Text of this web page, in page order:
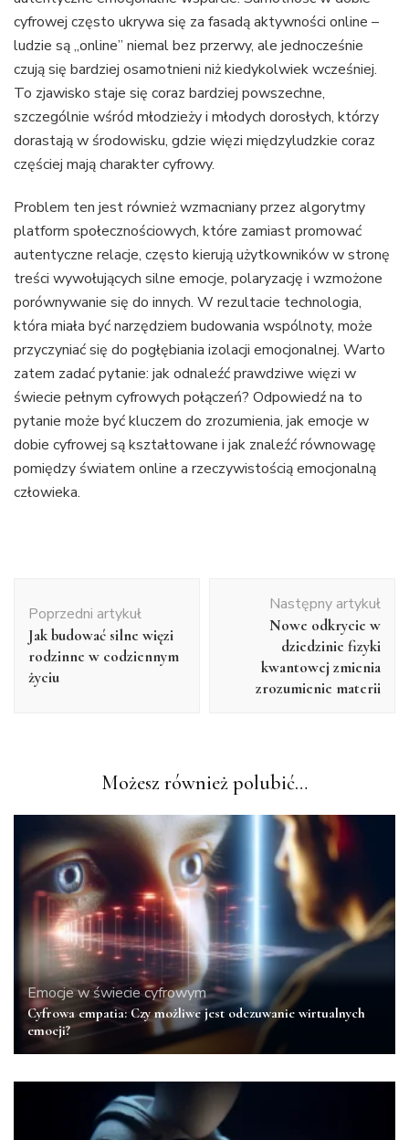
cyfrowej często ukrywa się za fasadą aktywności online –
ludzie są „online” niemal bez przerwy, ale jednocześnie
czują się bardziej osamotnieni niż kiedykolwiek wcześniej.
To zjawisko staje się coraz bardziej powszechne,
szczególnie wśród młodzieży i młodych dorosłych, którzy
dorastają w środowisku, gdzie więzi międzyludzkie coraz
częściej mają charakter cyfrowy.
Problem ten jest również wzmacniany przez algorytmy
platform społecznościowych, które zamiast promować
autentyczne relacje, często kierują użytkowników w stronę
treści wywołujących silne emocje, polaryzację i wzmożone
porównywanie się do innych. W rezultacie technologia,
która miała być narzędziem budowania wspólnoty, może
przyczyniać się do pogłębiania izolacji emocjonalnej. Warto
zatem zadać pytanie: jak odnaleźć prawdziwe więzi w
świecie pełnym cyfrowych połączeń? Odpowiedź na to
pytanie może być kluczem do zrozumienia, jak emocje w
dobie cyfrowej są kształtowane i jak znaleźć równowagę
pomiędzy światem online a rzeczywistością emocjonalną
człowieka.
wpisu
Poprzedni artykuł
Jak budować silne więzi
rodzinne w codziennym
życiu
Następny artykuł
Nowe odkrycie w
dziedzinie fizyki
kwantowej zmienia
zrozumienie materii
Możesz również polubić…
Emocje w świecie cyfrowym
Cyfrowa empatia: Czy możliwe jest odczuwanie wirtualnych
emocji?